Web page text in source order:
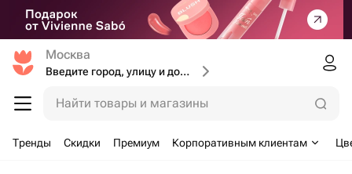
Москва
Введите город, улицу и дом доставки
Найти товары и магазины
Тренды Скидки Премиум Корпоративным клиентам